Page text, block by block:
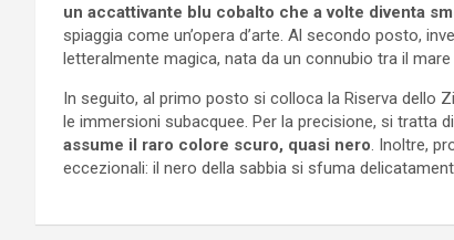
un accattivante blu cobalto che a volte diventa
spiaggia come un’opera d’arte. Al secondo posto,
letteralmente magica, nata da un connubio tra il
In seguito, al primo posto si colloca la Riserva dello
le immersioni subacquee. Per la precisione, si tratta
assume il raro colore scuro, quasi nero . Inoltre,
eccezionali: il nero della sabbia si sfuma